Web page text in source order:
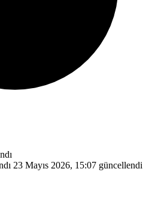
23 Mayıs 2026, 15:07 güncellendi